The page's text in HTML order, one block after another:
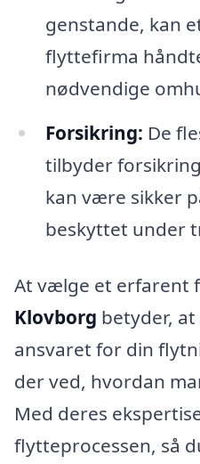
genstande, kan
flyttefirma
nødvendige
Forsikring: De
tilbyder
kan være sikker
beskyttet under
At vælge et erfarent
Klovborg betyder,
ansvaret for din
der ved, hvordan
Med deres
flytteprocessen, så